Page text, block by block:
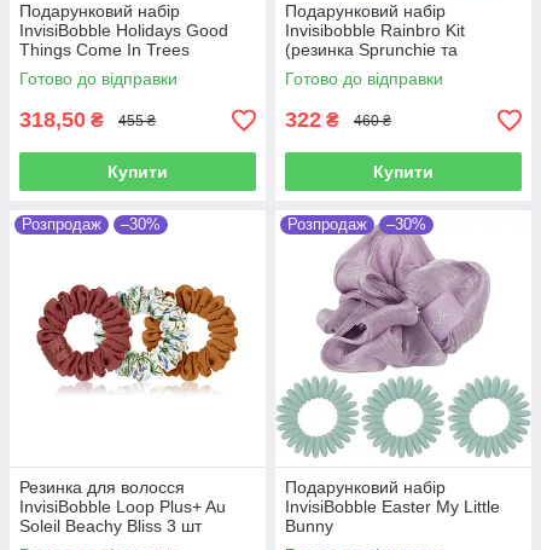
Подарунковий набір
InvisiBobble Holidays Good
Things Come In Trees
Готово до відправки
318,50 ₴ 455 ₴
Купити
Подарунковий набір
Invisibobble Rainbro Kit
(резинка Sprunchie та
заколка для волосся)
Готово до відправки
322 ₴ 460 ₴
Купити
Розпродаж –30%
Резинка для волосся
InvisiBobble Loop Plus+ Au
Soleil Beachy Bliss 3 шт
Розпродаж –30%
Подарунковий набір
InvisiBobble Easter My Little
Bunny